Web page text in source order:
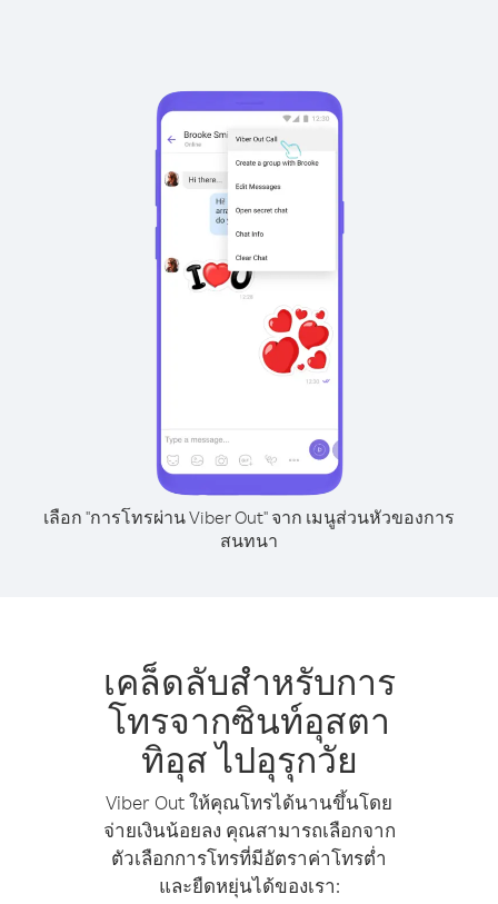
เลือก "การโทรผ่าน Viber Out" จาก เมนูส่วนหัวของการ
สนทนา
เคล็ดลับสำหรับการ
โทรจากซินท์อุสตา
ทิอุส ไปอุรุกวัย
Viber Out ให้คุณโทรได้นานขึ้นโดย
จ่ายเงินน้อยลง คุณสามารถเลือกจาก
ตัวเลือกการโทรที่มีอัตราค่าโทรต่ำ
และยืดหยุ่นได้ของเรา: